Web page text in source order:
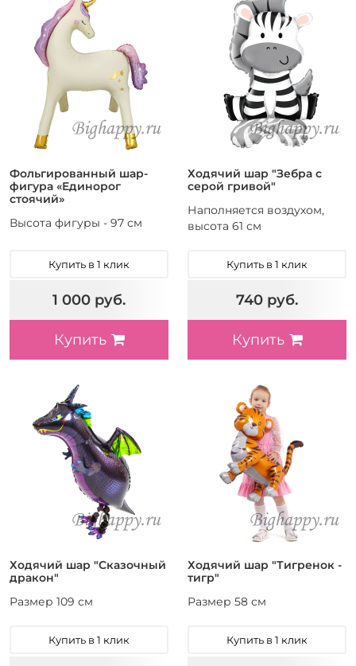
Фольгированный шар-
фигура «Единорог
стоячий»
Высота фигуры - 97 см
Купить в 1 клик
1 000 руб.
Купить
Ходячий шар "Зебра с
серой гривой"
Наполняется воздухом,
высота 61 см
Купить в 1 клик
740 руб.
Купить
Ходячий шар "Сказочный
дракон"
Размер 109 см
Купить в 1 клик
Ходячий шар "Тигренок -
тигр"
Размер 58 см
Купить в 1 клик